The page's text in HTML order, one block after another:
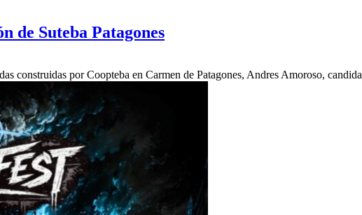
de Suteba Patagones
construidas por Coopteba en Carmen de Patagones, Andres Amoroso,